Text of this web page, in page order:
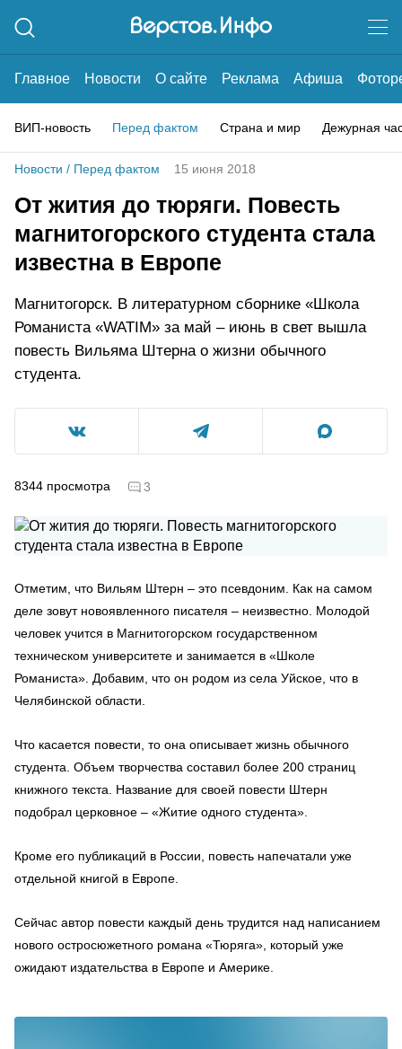
Главное Новости О сайте Реклама Афиша
ВИП-новость Перед фактом Страна и мир Дежурная
Новости / Перед фактом 15 июня 2018
От жития до тюряги. Повесть
магнитогорского студента стала
известна в Европе
Магнитогорск. В литературном сборнике «Школа
Романиста «WATIM» за май – июнь в свет вышла
повесть Вильяма Штерна о жизни обычного
студента.
8344 просмотра 3
Отметим, что Вильям Штерн – это псевдоним. Как на самом
деле зовут новоявленного писателя – неизвестно. Молодой
человек учится в Магнитогорском государственном
техническом университете и занимается в «Школе
Романиста». Добавим, что он родом из села Уйское, что в
Челябинской области.
Что касается повести, то она описывает жизнь обычного
студента. Объем творчества составил более 200 страниц
книжного текста. Название для своей повести Штерн
подобрал церковное – «Житие одного студента».
Кроме его публикаций в России, повесть напечатали уже
отдельной книгой в Европе.
Сейчас автор повести каждый день трудится над написанием
нового остросюжетного романа «Тюряга», который уже
ожидают издательства в Европе и Америке.